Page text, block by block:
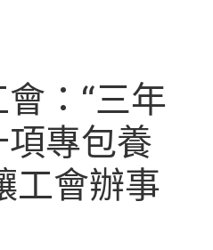
：“三年
專包養
工會辦事